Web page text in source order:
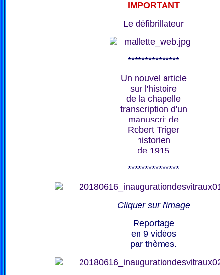
IMPORTANT
Le défibrillateur
***************
Un nouvel article
sur l'histoire
de la chapelle
transcription d'un
manuscrit de
Robert Triger
historien
de 1915
***************
Cliquer sur l'image
Reportage
en 9 vidéos
par thèmes.